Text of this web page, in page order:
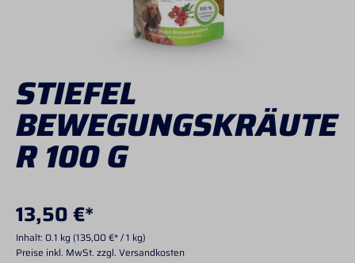
STIEFEL
BEWEGUNGSKRÄUTE
R 100 G
13,50 €*
Inhalt: 0.1 kg (135,00 €* / 1 kg)
Preise inkl. MwSt. zzgl. Versandkosten